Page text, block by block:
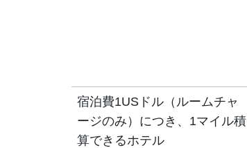
宿泊費1USドル（ルームチャ
ージのみ）につき、1マイル積
算できるホテル